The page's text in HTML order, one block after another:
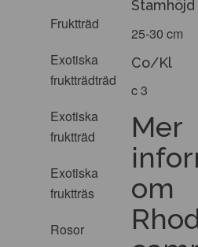
Fruktträd
Exotiska
fruktträdträd
Exotiska
fruktträd
Exotiska
fruktträs
Rosor
Stamhöjd
25-30 cm
Co/Kl
c 3
Mer
om